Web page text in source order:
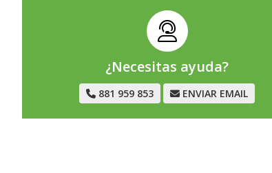
¿Necesitas ayuda?
881 959 853 ENVIAR EMAIL